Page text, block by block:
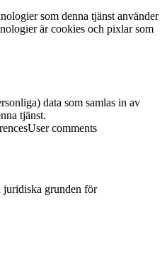
som denna tjänst använder
är cookies och pixlar som
data som samlas in av
tjänst.
User comments
juridiska grunden för